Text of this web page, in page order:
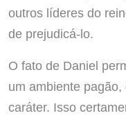
outros líderes do
de prejudicá-lo.
O fato de Daniel
um ambiente
caráter. Isso